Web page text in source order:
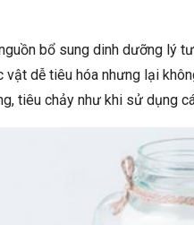
bổ sung dinh dưỡng lý
dễ tiêu hóa nhưng lại
tiêu chảy như khi sử dụng